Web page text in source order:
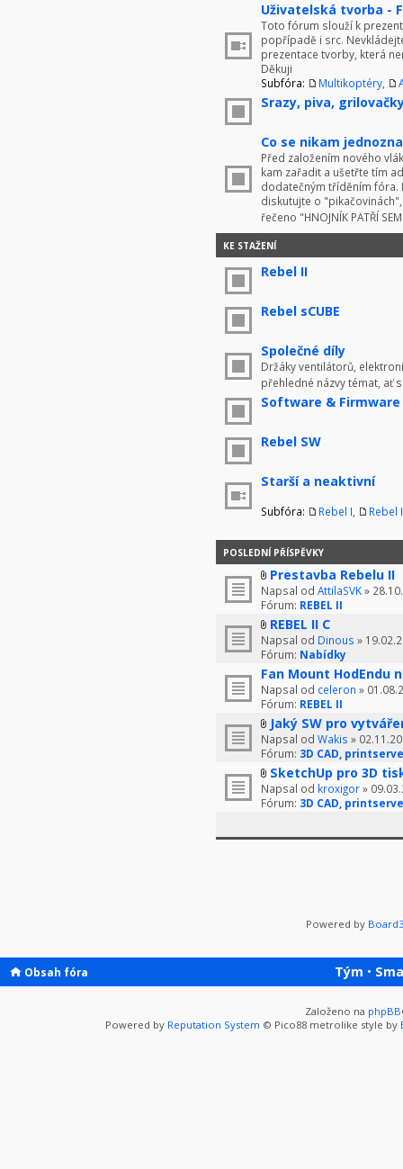
Uživatelská tvorba -
Toto fórum slouží k
popřípadě i src.
prezentace tvorby, která
Děkuji
Subfóra:
Multikoptéry
Srazy, piva,
Co se nikam
Před založením nového
kam zařadit a ušetřte tím
dodatečným tříděním fóra.
diskutujte o
řečeno "HNOJNÍK PATŘÍ
KE STAŽENÍ
Rebel II
Rebel sCUBE
Společné díly
Držáky ventilátorů,
přehledné názvy témat, ať
Software & Firmware
Rebel SW
Starší a neaktivní
Subfóra: Rebel I Rebel
POSLEDNÍ PŘÍSPĚVKY
Prestavba Rebelu II
Napsal od AttilaSVK»
Fórum: REBEL II
REBEL II C
Napsal od Dinous »
Fórum: Nabídky
Fan Mount HodEndu
Napsal od celeron »
Fórum: REBEL II
Jaký SW pro
Napsal od Wakis »
Fórum: 3D CAD,
SketchUp pro 3D
Napsal od kroxigor»
Fórum: 3D CAD,
Powered by
Obsah fóra Tým •
Založeno na phpBB
Powered by Reputation System © Pico88 metrolike style by